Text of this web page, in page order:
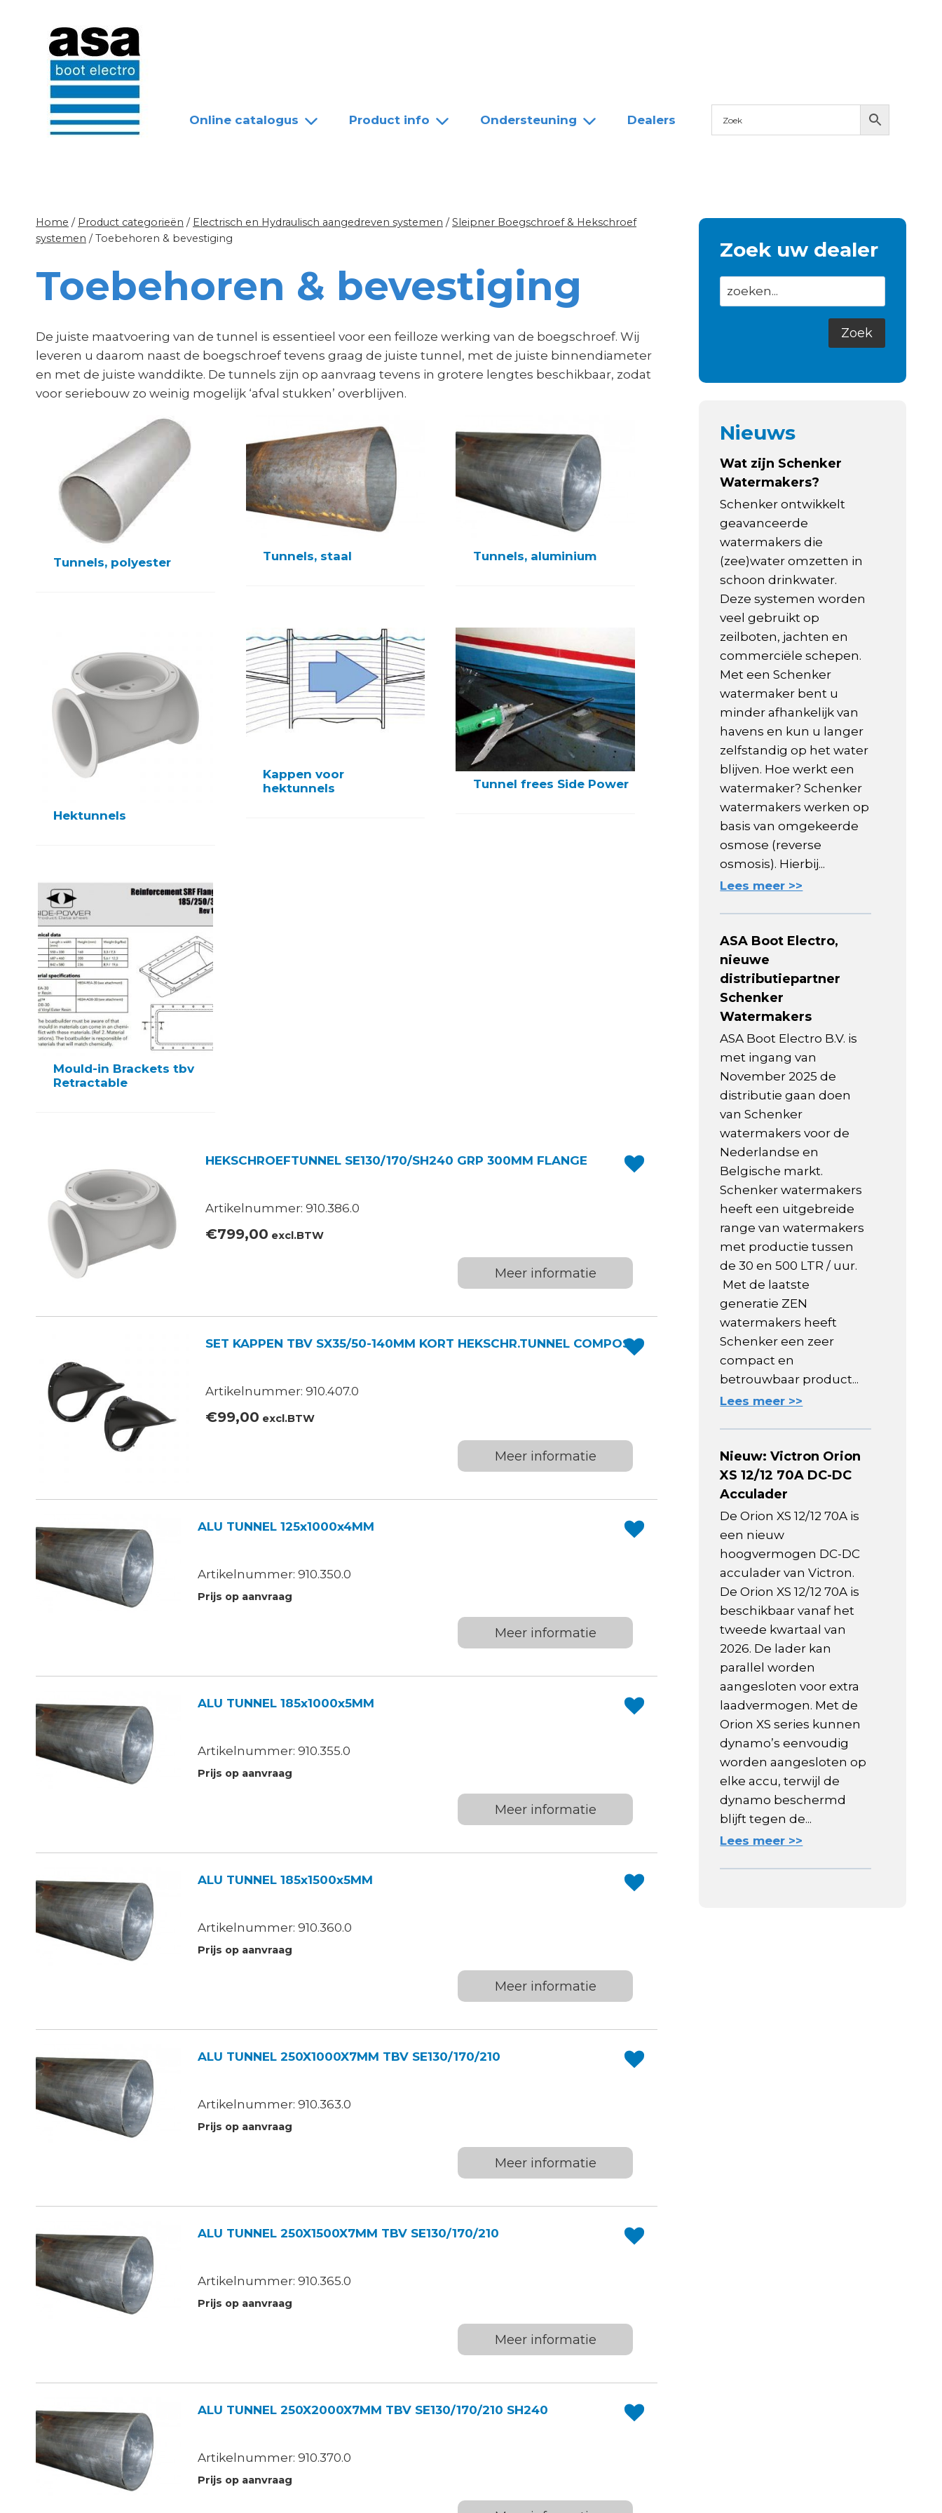
Online catalogus Product info Ondersteuning Dealers
Home / Product categorieën / Electrisch en Hydraulisch aangedreven systemen / Sleipner Boegschroef & Hekschroef
systemen / Toebehoren & bevestiging
Toebehoren & bevestiging
De juiste maatvoering van de tunnel is essentieel voor een feilloze werking van de boegschroef. Wij
leveren u daarom naast de boegschroef tevens graag de juiste tunnel, met de juiste binnendiameter
en met de juiste wanddikte. De tunnels zijn op aanvraag tevens in grotere lengtes beschikbaar, zodat
voor seriebouw zo weinig mogelijk ‘afval stukken’ overblijven.
Tunnels, polyester Tunnels, staal Tunnels, aluminium
Hektunnels
Kappen voor
hektunnels
Tunnel frees Side Power
Mould-in Brackets tbv
Retractable
HEKSCHROEFTUNNEL SE130/170/SH240 GRP 300MM FLANGE
Artikelnummer: 910.386.0
€799,00 excl.BTW
Meer informatie
SET KAPPEN TBV SX35/50-140MM KORT HEKSCHR.TUNNEL COMPOS.
Artikelnummer: 910.407.0
€99,00 excl.BTW
Meer informatie
ALU TUNNEL 125x1000x4MM
Artikelnummer: 910.350.0
Prijs op aanvraag
Meer informatie
ALU TUNNEL 185x1000x5MM
Artikelnummer: 910.355.0
Prijs op aanvraag
Meer informatie
ALU TUNNEL 185x1500x5MM
Artikelnummer: 910.360.0
Prijs op aanvraag
Meer informatie
ALU TUNNEL 250X1000X7MM TBV SE130/170/210
Artikelnummer: 910.363.0
Prijs op aanvraag
Meer informatie
ALU TUNNEL 250X1500X7MM TBV SE130/170/210
Artikelnummer: 910.365.0
Prijs op aanvraag
Meer informatie
ALU TUNNEL 250X2000X7MM TBV SE130/170/210 SH240
Artikelnummer: 910.370.0
Prijs op aanvraag
Zoek uw dealer
Nieuws
Wat zijn Schenker
Watermakers?
Schenker ontwikkelt
geavanceerde
watermakers die
(zee)water omzetten in
schoon drinkwater.
Deze systemen worden
veel gebruikt op
zeilboten, jachten en
commerciële schepen.
Met een Schenker
watermaker bent u
minder afhankelijk van
havens en kun u langer
zelfstandig op het water
blijven. Hoe werkt een
watermaker? Schenker
watermakers werken op
basis van omgekeerde
osmose (reverse
osmosis). Hierbij...
Lees meer >>
ASA Boot Electro,
nieuwe
distributiepartner
Schenker
Watermakers
ASA Boot Electro B.V. is
met ingang van
November 2025 de
distributie gaan doen
van Schenker
watermakers voor de
Nederlandse en
Belgische markt.
Schenker watermakers
heeft een uitgebreide
range van watermakers
met productie tussen
de 30 en 500 LTR / uur.
Met de laatste
generatie ZEN
watermakers heeft
Schenker een zeer
compact en
betrouwbaar product...
Lees meer >>
Nieuw: Victron Orion
XS 12/12 70A DC-DC
Acculader
De Orion XS 12/12 70A is
een nieuw
hoogvermogen DC-DC
acculader van Victron.
De Orion XS 12/12 70A is
beschikbaar vanaf het
tweede kwartaal van
2026. De lader kan
parallel worden
aangesloten voor extra
laadvermogen. Met de
Orion XS series kunnen
dynamo’s eenvoudig
worden aangesloten op
elke accu, terwijl de
dynamo beschermd
blijft tegen de...
Lees meer >>